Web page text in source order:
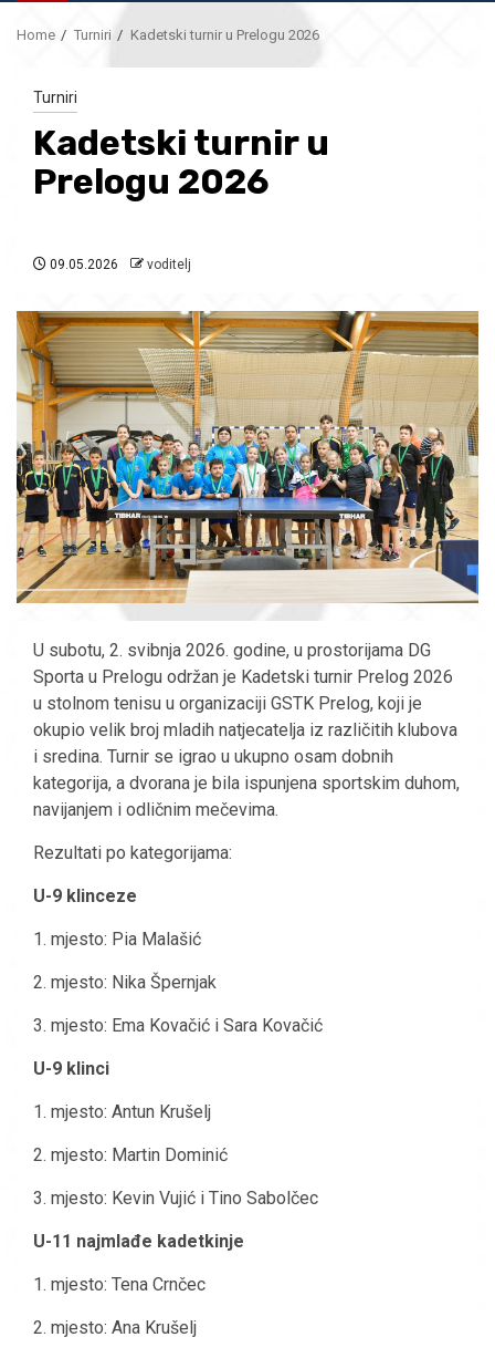
Home Turniri Kadetski turnir u Prelogu 2026
Turniri
Kadetski turnir u
Prelogu 2026
09.05.2026 voditelj
U subotu, 2. svibnja 2026. godine, u prostorijama DG
Sporta u Prelogu održan je Kadetski turnir Prelog 2026
u stolnom tenisu u organizaciji GSTK Prelog, koji je
okupio velik broj mladih natjecatelja iz različitih klubova
i sredina. Turnir se igrao u ukupno osam dobnih
kategorija, a dvorana je bila ispunjena sportskim duhom,
navijanjem i odličnim mečevima.
Rezultati po kategorijama:
U-9 klinceze
1. mjesto: Pia Malašić
2. mjesto: Nika Špernjak
3. mjesto: Ema Kovačić i Sara Kovačić
U-9 klinci
1. mjesto: Antun Krušelj
2. mjesto: Martin Dominić
3. mjesto: Kevin Vujić i Tino Sabolčec
U-11 najmlađe kadetkinje
1. mjesto: Tena Crnčec
2. mjesto: Ana Krušelj